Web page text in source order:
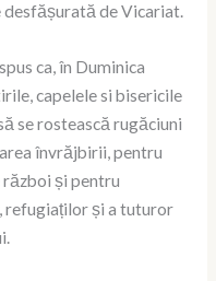
desfășurată de Vicariat.
ca, în Duminica
capelele si bisericile
se rostească rugăciuni
învrăjbirii, pentru
și pentru
refugiaților și a tuturor